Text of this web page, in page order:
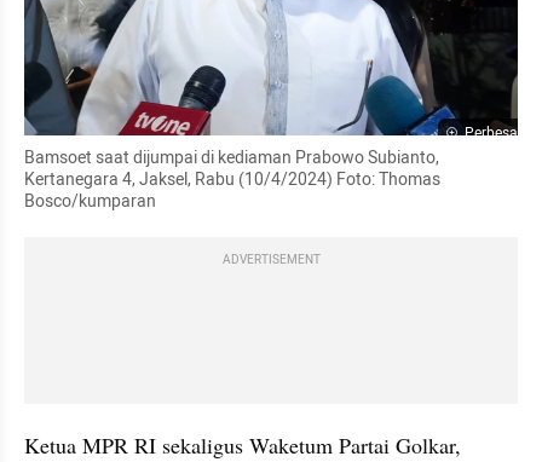
Perbesar
Bamsoet saat dijumpai di kediaman Prabowo Subianto,
Kertanegara 4, Jaksel, Rabu (10/4/2024) Foto: Thomas
Bosco/kumparan
ADVERTISEMENT
Ketua MPR RI sekaligus Waketum Partai Golkar,